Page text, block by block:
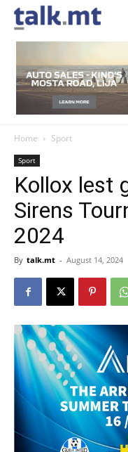
Home Sport
Sport
Kollox lest
Sirens
2024
By talk.mt - August 14, 2024